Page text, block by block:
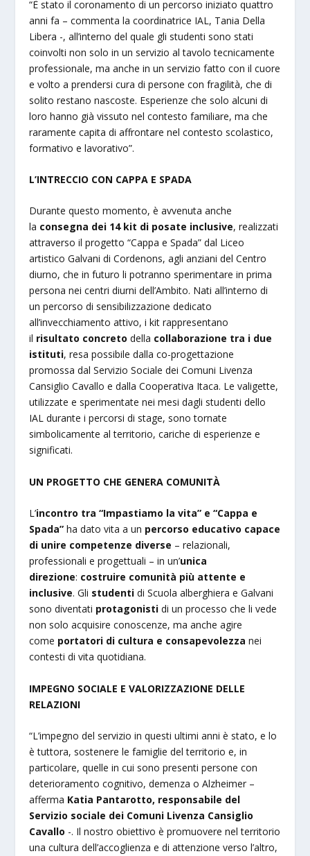
“È stato il coronamento di un percorso iniziato quattro
anni fa – commenta la coordinatrice IAL, Tania Della
Libera -, all’interno del quale gli studenti sono stati
coinvolti non solo in un servizio al tavolo tecnicamente
professionale, ma anche in un servizio fatto con il cuore
e volto a prendersi cura di persone con fragilità, che di
solito restano nascoste. Esperienze che solo alcuni di
loro hanno già vissuto nel contesto familiare, ma che
raramente capita di affrontare nel contesto scolastico,
formativo e lavorativo”.
L’INTRECCIO CON CAPPA E SPADA
Durante questo momento, è avvenuta anche
la consegna dei 14 kit di posate inclusive, realizzati
attraverso il progetto “Cappa e Spada” dal Liceo
artistico Galvani di Cordenons, agli anziani del Centro
diurno, che in futuro li potranno sperimentare in prima
persona nei centri diurni dell’Ambito. Nati all’interno di
un percorso di sensibilizzazione dedicato
all’invecchiamento attivo, i kit rappresentano
il risultato concreto della collaborazione tra i due
istituti, resa possibile dalla co-progettazione
promossa dal Servizio Sociale dei Comuni Livenza
Cansiglio Cavallo e dalla Cooperativa Itaca. Le valigette,
utilizzate e sperimentate nei mesi dagli studenti dello
IAL durante i percorsi di stage, sono tornate
simbolicamente al territorio, cariche di esperienze e
significati.
UN PROGETTO CHE GENERA COMUNITÀ
L’incontro tra “Impastiamo la vita” e “Cappa e
Spada” ha dato vita a un percorso educativo capace
di unire competenze diverse – relazionali,
professionali e progettuali – in un’unica
direzione: costruire comunità più attente e
inclusive. Gli studenti di Scuola alberghiera e Galvani
sono diventati protagonisti di un processo che li vede
non solo acquisire conoscenze, ma anche agire
come portatori di cultura e consapevolezza nei
contesti di vita quotidiana.
IMPEGNO SOCIALE E VALORIZZAZIONE DELLE
RELAZIONI
“L’impegno del servizio in questi ultimi anni è stato, e lo
è tuttora, sostenere le famiglie del territorio e, in
particolare, quelle in cui sono presenti persone con
deterioramento cognitivo, demenza o Alzheimer –
afferma Katia Pantarotto, responsabile del
Servizio sociale dei Comuni Livenza Cansiglio
Cavallo -. Il nostro obiettivo è promuovere nel territorio
una cultura dell’accoglienza e di attenzione verso l’altro,